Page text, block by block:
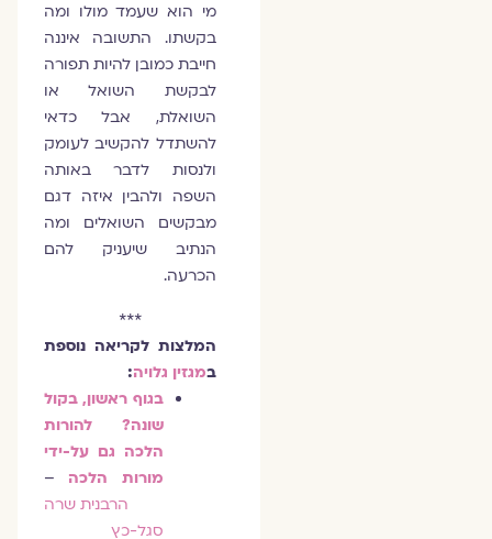
מי הוא שעמד מולו ומה
בקשתו. התשובה איננה
חייבת כמובן להיות תפורה
לבקשת השואל או
השואלת, אבל כדאי
להשתדל להקשיב לעומק
ולנסות לדבר באותה
השפה ולהבין איזה דגם
מבקשים השואלים ומה
הנתיב שיעניק להם
הכרעה.
***
המלצות לקריאה נוספת
מגזין גלויה:
בגוף ראשון, בקול
שונה? להורות
הלכה גם על-ידי
מורות הלכה–
הרבנית שרה
סגל-כץ